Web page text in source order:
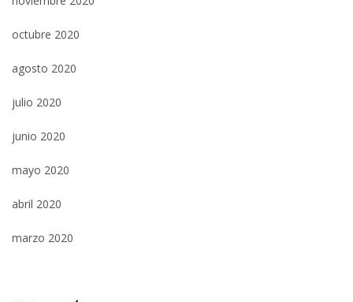
octubre 2020
agosto 2020
julio 2020
junio 2020
mayo 2020
abril 2020
marzo 2020